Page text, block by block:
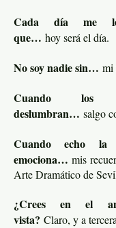
Cada día me
que… hoy será el día.
No soy nadie sin… mi
Cuando los
deslumbran… salgo
Cuando echo
emociona… mis
Arte Dramático de
¿Crees en el
vista? Claro, y a